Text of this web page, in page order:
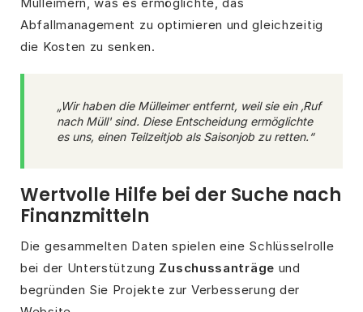
Abfallmanagement zu optimieren und gleichzeitig
die Kosten zu senken.
„Wir haben die Mülleimer entfernt, weil sie ein ‚Ruf
nach Müll' sind. Diese Entscheidung ermöglichte
es uns, einen Teilzeitjob als Saisonjob zu retten.“
Wertvolle Hilfe bei der Suche nach
Finanzmitteln
Die gesammelten Daten spielen eine Schlüsselrolle
bei der Unterstützung Zuschussanträge und
begründen Sie Projekte zur Verbesserung der